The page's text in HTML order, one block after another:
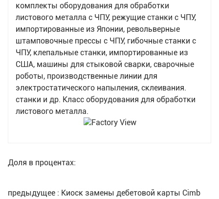
комплекты оборудования для обработки
листового металла с ЧПУ, режущие станки с ЧПУ,
импортированные из Японии, револьверные
штамповочные прессы с ЧПУ, гибочные станки с
ЧПУ, клепальные станки, импортированные из
США, машины для стыковой сварки, сварочные
роботы, производственные линии для
электростатического напыления, склеивания.
станки и др. Класс оборудования для обработки
листового металла.
Доля в процентах:
предыдущее : Киоск замены дебетовой карты Cimb